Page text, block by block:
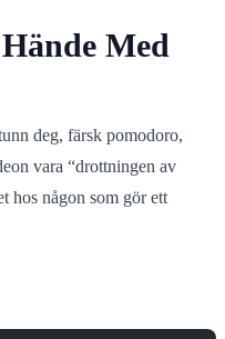
Med
deg, färsk pomodoro,
vara “drottningen av
hos någon som gör ett